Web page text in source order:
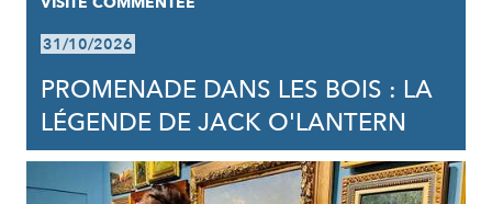
31/10/2026
PROMENADE DANS LES BOIS : LA
LÉGENDE DE JACK O'LANTERN